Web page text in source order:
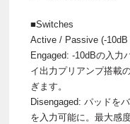
■Switches
Active / Passive (-10dB
Engaged: -10dBの入力
イ出力プリアンプ搭載
ぎます。
Disengaged: パッドを
を入力可能に。最大感